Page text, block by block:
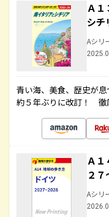
Ａ
シ
Aシリ
青い海、美食、歴史が
約５年ぶりに改訂！ 徹
Ａ
２
Aシリ